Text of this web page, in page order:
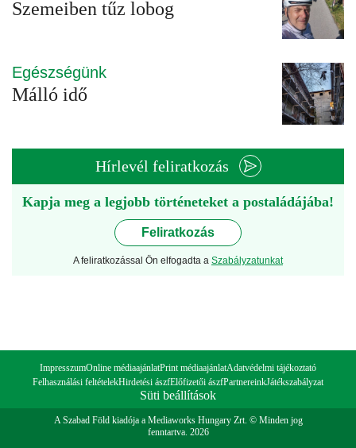
Szemeiben tűz lobog
Egészségünk
Málló idő
Hírlevél feliratkozás
Kapja meg a legjobb történeteket a postaládájába!
Feliratkozás
A feliratkozással Ön elfogadta a Szabályzatunkat
ImpresszumOnline médiaajánlatPrint médiaajánlatAdatvédelmi tájékoztató
Felhasználási feltételekHirdetési ászfElőfizetői ászfPartnereinkJátékszabályzat
Süti beállítások
A Szabad Föld kiadója a Mediaworks Hungary Zrt. © Minden jog
fenntartva. 2026